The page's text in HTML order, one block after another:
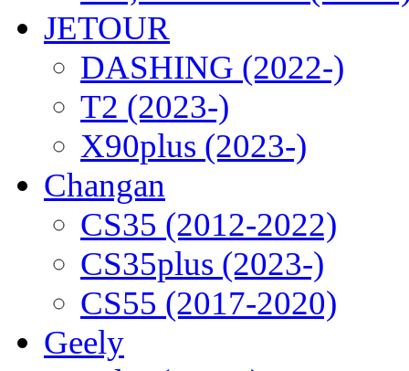
JETOUR
DASHING (2022-)
T2 (2023-)
X90plus (2023-)
Changan
CS35 (2012-2022)
CS35plus (2023-)
CS55 (2017-2020)
Geely